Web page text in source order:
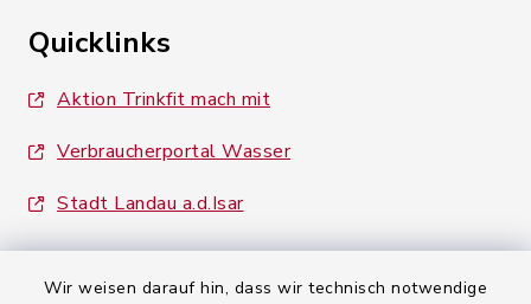
Wir weisen darauf hin, dass wir technisch notwendige
Quicklinks
Aktion Trinkfit mach mit
Verbraucherportal Wasser
Stadt Landau a.d.Isar